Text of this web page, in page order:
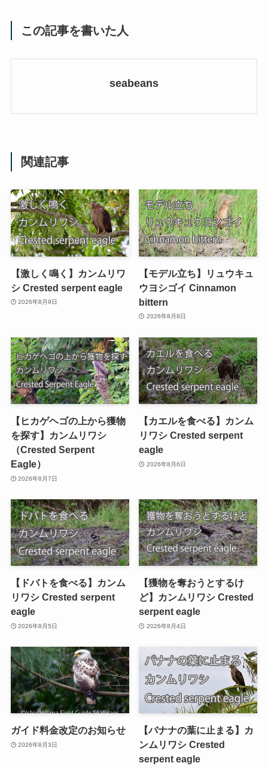
この記事を書いた人
seabeans
関連記事
【激しく鳴く】カンムリワ
シ Crested serpent eagle
2026年8月9日
【モデル立ち】リュウキュ
ウヨシゴイ Cinnamon
bittern
2026年8月8日
【ヒカゲヘゴの上から獲物
を探す】カンムリワシ
（Crested Serpent
Eagle）
2026年8月7日
【カエルを食べる】カンム
リワシ Crested serpent
eagle
2026年8月6日
【ドバトを食べる】カンム
リワシ Crested serpent
eagle
2026年8月5日
【獲物を奪おうとするけ
ど】カンムリワシ Crested
serpent eagle
2026年8月4日
ガイド料金改定のお知らせ
2026年8月3日
【バナナの葉に止まる】カ
ンムリワシ Crested
serpent eagle